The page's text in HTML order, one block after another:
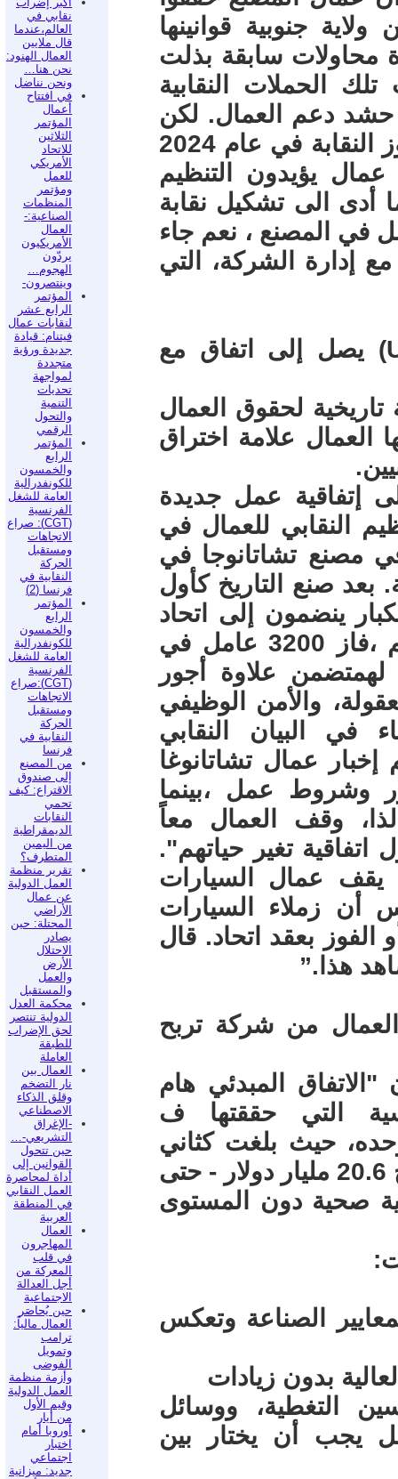
نقابي في
العالم،عندما
قال ملايين
العمال الهنود:
نحن هنا…
ونحن نناضل
في افتتاح
أعمال
المؤتمر
الثلاثين
للاتحاد
الأمريكي
للعمل
ومؤتمر
المنظمات
الصناعية:-
العمال
الأمريكيون
يردّون
الهجوم…
وينتصرون-
المؤتمر
الرابع عشر
لنقابات عمال
فيتنام: قيادة
جديدة ورؤية
متجددة
لمواجهة
تحديات
التنمية
والتحول
الرقمي
المؤتمر
الرابع
والخمسون
للكونفدرالية
العامة للشغل
الفرنسية
(CGT): صراع
الاتجاهات
ومستقبل
الحركة
النقابية في
فرنسا (2)
المؤتمر
الرابع
والخمسون
للكونفدرالية
العامة للشغل
الفرنسية
(CGT):صراع
الاتجاهات
ومستقبل
الحركة
النقابية في
فرنسا
من المصنع
إلى صندوق
الاقتراع: كيف
تحمي
النقابات
الديمقراطية
من اليمين
المتطرف؟
تقرير منظمة
العمل الدولية
عن عمال
الأراضي
المحتلة: حين
يصادر
الاحتلال
الأرض
والعمل
والمستقبل
محكمة العدل
الدولية تنتصر
لحق الإضراب
للطبقة
العاملة
العمال بين
نار التضخم
وقلق الذكاء
الاصطناعي
-الإغراق
التشريعي-…
حين تتحول
القوانين إلى
أداة لمحاصرة
العمل النقابي
في المنطقة
العربية
العمال
المهاجرون
في قلب
المعركة من
أجل العدالة
الاجتماعية
حين يُحاصَر
العمال مالياً:
ترامب
وتمويل
الفوضى
وأزمة منظمة
العمل الدولية
وقيم الأول
من أيار
أوروبا أمام
اختبار
اجتماعي
جديد: ميزانية
جنوبية قوانينها
محاولات سابقة بذلت
الحملات النقابية
في عامي 2014 و2019 في حشد دعم العمال. لكن
المثابرة النقابية أدت في الأخير الى فوز النقابة في عام 2024
النقابي من خلال تصويت 3 عمال يؤيدون التنظيم
أدى الى تشكيل نقابة
20 عضواً يمثلون 3200 عامل في المصنع ، نعم جاء
إدارة الشركة، التي
* اتحاد نقابات عمال السيارات(UAW) يصل إلى اتفاق مع
تعتبر لحظة تاريخية لحقوق العمال
العمال علامة اختراق
إتفاقية عمل جديدة
النقابي للعمال في
مصنع تشاتانوجا في
صنع التاريخ كأول
ينضمون إلى اتحاد
نقابات عمال السيارات الأمريكي، نعم ،فاز 3200 عامل في
لهمتضمن علاوة أجور
معقولة، والأمن الوظيفي
في البيان النقابي
عمال تشاتانوغا
وشروط عمل ،بينما
وقف العمال معاً
اتفاقية تغير حياتهم".
عمال السيارات
أن زملاء السيارات
الفوز بعقد اتحاد. قال
هذا.”
من شركة تربح
المبدئي هام
التي حققتها ف
مؤخراً. في عام 2024 وحده، حيث بلغت كثاني
أكبر صانع سيارات في العالم عن أرباح 20.6 مليار دولار - حتى
صحية دون المستوى
الصناعة وتعكس
بدون زيادات
التغطية، ووسائل
يجب أن يختار بين